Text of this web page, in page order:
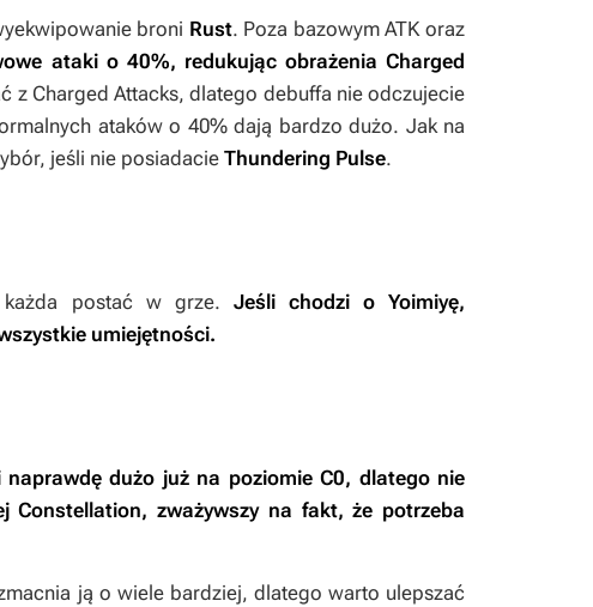
broni Rust. Poza bazowym ATK oraz
ataki o 40%, redukując obrażenia Charged
z Charged Attacks, dlatego debuffa nie odczujecie
ataków o 40% dają bardzo dużo. Jak na
jeśli nie posiadacieThundering Pulse.
postać w grze. Jeśli chodzi o Yoimiyę,
umiejętności.
dużo już na poziomie C0, dlatego nie
Constellation, zważywszy na fakt, że potrzeba
ją o wiele bardziej, dlatego warto ulepszać